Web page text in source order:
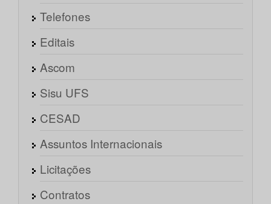
Telefones
Editais
Ascom
Sisu UFS
CESAD
Assuntos Internacionais
Licitações
Contratos